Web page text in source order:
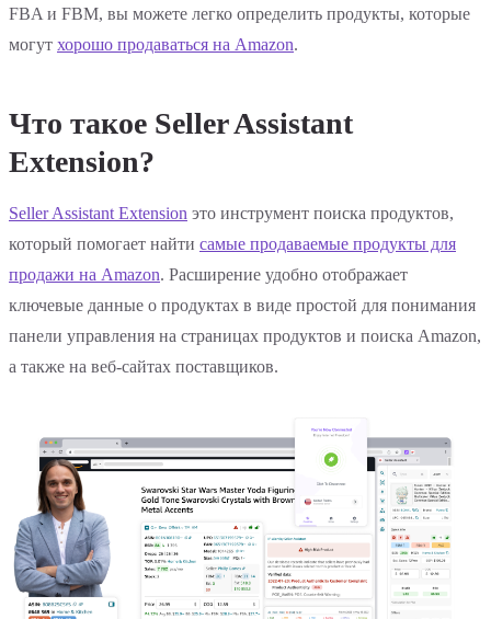
FBA и FBM, вы можете легко определить продукты, которые
могут хорошо продаваться на Amazon.
Что такое Seller Assistant
Extension?
Seller Assistant Extension это инструмент поиска продуктов,
который помогает найти самые продаваемые продукты для
продажи на Amazon. Расширение удобно отображает
ключевые данные о продуктах в виде простой для понимания
панели управления на страницах продуктов и поиска Amazon,
а также на веб-сайтах поставщиков.